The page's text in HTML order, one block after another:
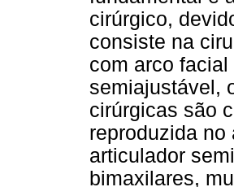
cirúrgico,
consiste na
com arco
semiajustável,
cirúrgicas são
reproduzida no
articulador
bimaxilares,